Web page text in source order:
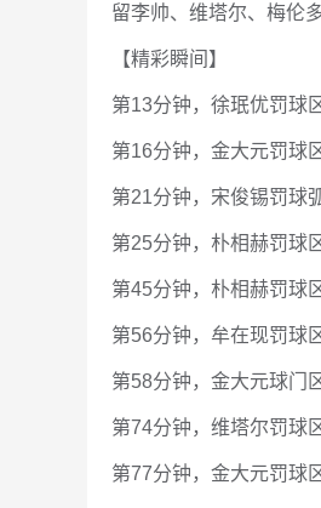
留李帅、维塔尔、梅伦
【精彩瞬间】
第13分钟，徐珉优罚球
第16分钟，金大元罚球
第21分钟，宋俊锡罚球
第25分钟，朴相赫罚球
第45分钟，朴相赫罚球
第56分钟，牟在现罚球
第58分钟，金大元球门
第74分钟，维塔尔罚球
第77分钟，金大元罚球